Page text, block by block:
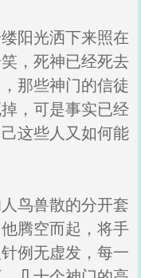
阳光洒下来照在
，死神已经死去
那些神门的信徒
，可是事实已经
这些人又如何能
鸟兽散的分开套
腾空而起，将手
例无虚发，每一